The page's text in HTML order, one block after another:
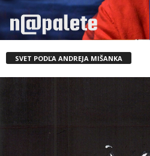
SVET PODĽA ANDREJA MIŠANKA